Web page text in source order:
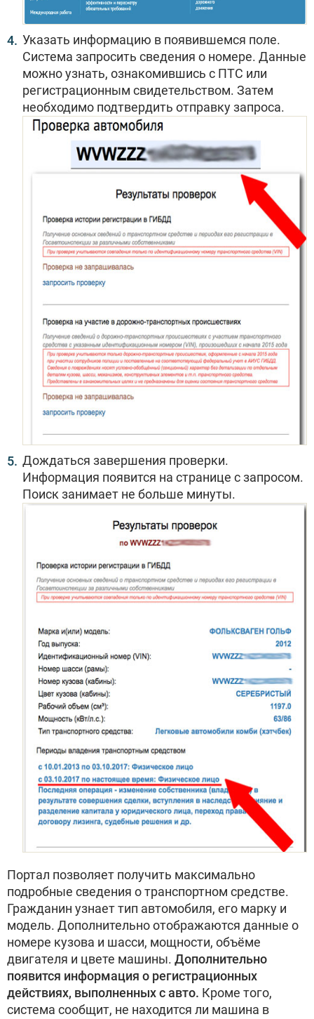
Указать информацию в появившемся поле.
Система запросить сведения о номере. Данные
можно узнать, ознакомившись с ПТС или
регистрационным свидетельством. Затем
необходимо подтвердить отправку запроса.
Дождаться завершения проверки.
Информация появится на странице с запросом.
Поиск занимает не больше минуты.
Портал позволяет получить максимально
подробные сведения о транспортном средстве.
Гражданин узнает тип автомобиля, его марку и
модель. Дополнительно отображаются данные о
номере кузова и шасси, мощности, объёме
двигателя и цвете машины. Дополнительно
появится информация о регистрационных
действиях, выполненных с авто. Кроме того,
система сообщит, не находится ли машина в